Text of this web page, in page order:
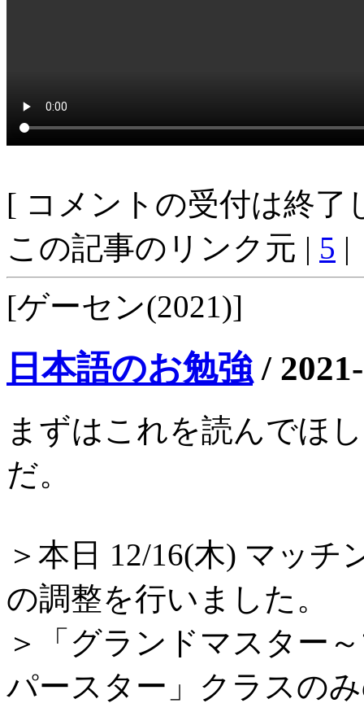
[ コメントの受付は終了
この記事のリンク元 | 5 |
[ゲーセン(2021)]
日本語のお勉強 /
まずはこれを読んでほ
だ。
＞本日 12/16(木) マッ
の調整を行いました。
＞「グランドマスター
パースター」クラスの